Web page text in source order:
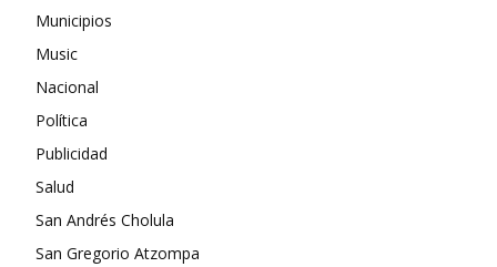
Municipios
Music
Nacional
Política
Publicidad
Salud
San Andrés Cholula
San Gregorio Atzompa